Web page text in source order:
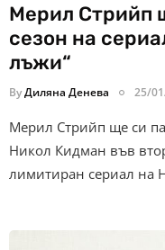
Мерил Стрийп
сезон на
лъжи“
ByДиляна Денева 25/
Мерил Стрийп ще си
Никол Кидман във
лимитиран сериал на